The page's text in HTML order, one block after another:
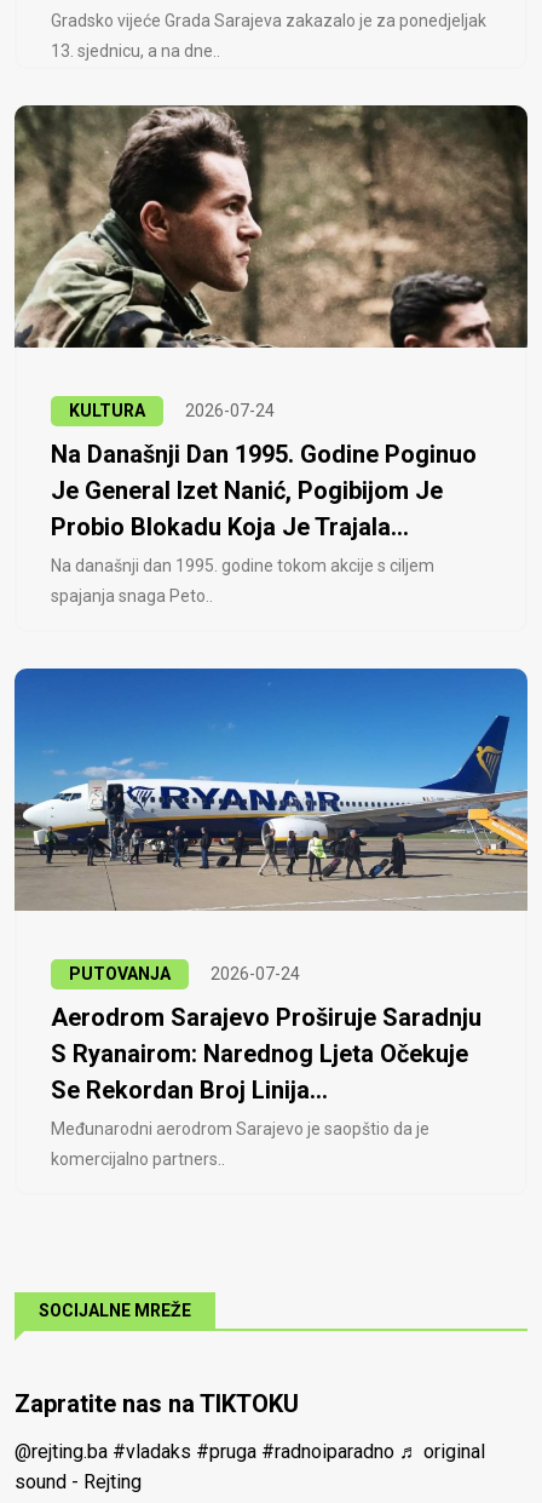
Gradsko vijeće Grada Sarajeva zakazalo je za ponedjeljak
13. sjednicu, a na dne..
KULTURA 2026-07-24
Na Današnji Dan 1995. Godine Poginuo
Je General Izet Nanić, Pogibijom Je
Probio Blokadu Koja Je Trajala...
Na današnji dan 1995. godine tokom akcije s ciljem
spajanja snaga Peto..
PUTOVANJA 2026-07-24
Aerodrom Sarajevo Proširuje Saradnju
S Ryanairom: Narednog Ljeta Očekuje
Se Rekordan Broj Linija...
Međunarodni aerodrom Sarajevo je saopštio da je
komercijalno partners..
SOCIJALNE MREŽE
Zapratite nas na TIKTOKU
@rejting.ba #vladaks #pruga #radnoiparadno ♬ original
sound - Rejting